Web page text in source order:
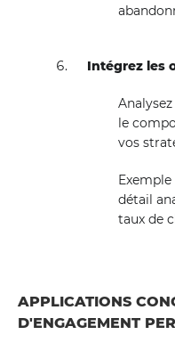
Intégrez les
le
vos
détail
taux de
APPLICATIONS
D'ENGAGEMENT